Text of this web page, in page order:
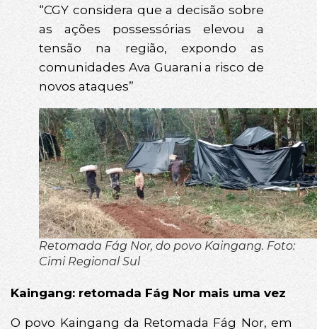
“CGY considera que a decisão sobre
as ações possessórias elevou a
tensão na região, expondo as
comunidades Ava Guarani a risco de
novos ataques”
Retomada Fág Nor, do povo Kaingang. Foto:
Cimi Regional Sul
Kaingang: retomada Fág Nor mais uma vez
O povo Kaingang da Retomada Fág Nor, em